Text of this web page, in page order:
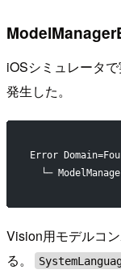
iOSシミュレータ
発生した。
Error
└─
Vision用モデルコ
る。